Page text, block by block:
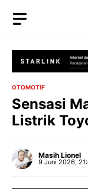
OTOMOTIF
Sensasi
Listrik
Masih Lionel
9 Juni 2026,